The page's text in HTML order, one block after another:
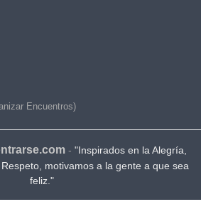
Encuentros)
- "Inspirados en la Alegría,
motivamos a la gente a que sea
feliz."